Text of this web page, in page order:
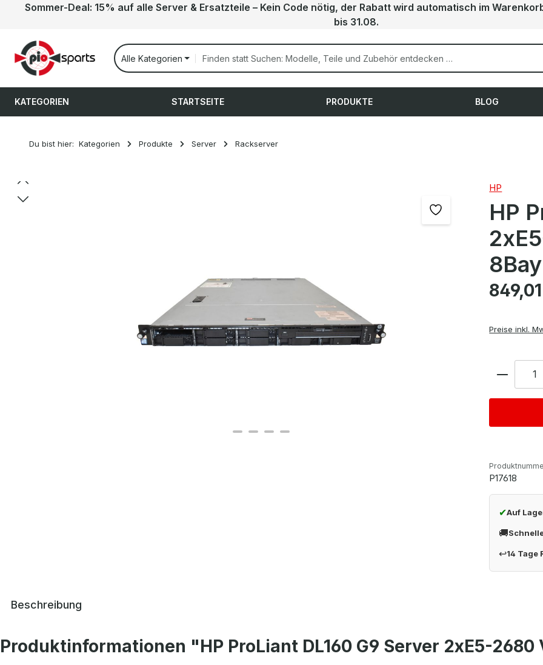
Hauptinhalt springen
Zur Suche springen
Zur Hauptnavigation springen
Sommer-Deal: 15% auf alle Server & Ersatzteile – Kein Code nötig, der Rabatt wird automatisch im
bis 31.08.
Alle Kategorien
KATEGORIEN STARTSEITE PRODUKTE BLOG
Du bist hier: Kategorien Produkte Server Rackserver
Bildergalerie überspringen HP
HP
Regulärer
Preise inkl.
Anzahl
P17618
✔Auf
🚚
↩14 Tage
Beschreibung
Produktinformationen "HP ProLiant DL160 G9 Server 2xE5-2680